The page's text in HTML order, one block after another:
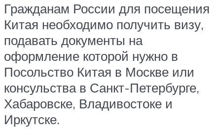
Гражданам России для посещения
Китая необходимо получить визу,
подавать документы на
оформление которой нужно в
Посольство Китая в Москве или
консульства в Санкт-Петербурге,
Хабаровске, Владивостоке и
Иркутске.